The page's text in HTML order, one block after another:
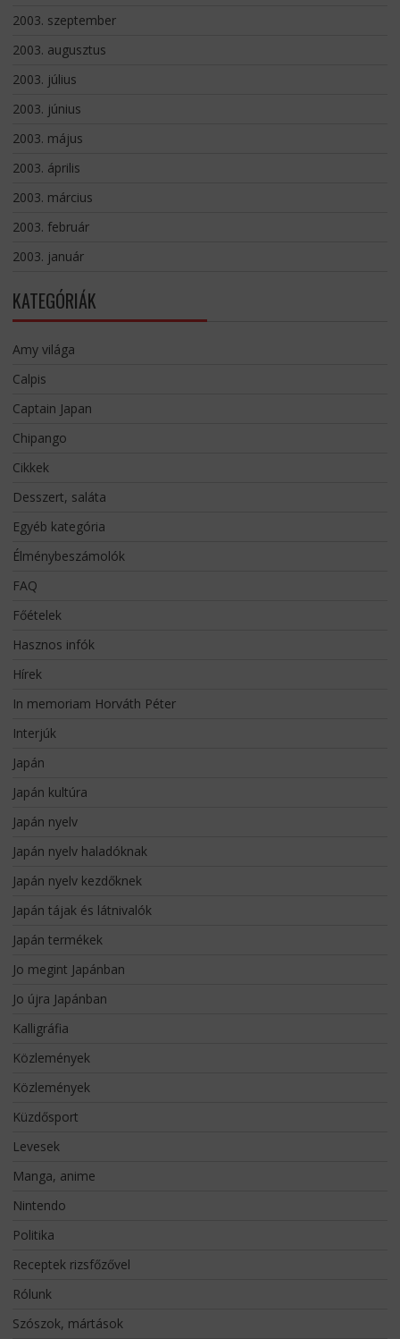
2003. szeptember
2003. augusztus
2003. július
2003. június
2003. május
2003. április
2003. március
2003. február
2003. január
KATEGÓRIÁK
Amy világa
Calpis
Captain Japan
Chipango
Cikkek
Desszert, saláta
Egyéb kategória
Élménybeszámolók
FAQ
Főételek
Hasznos infók
Hírek
In memoriam Horváth Péter
Interjúk
Japán
Japán kultúra
Japán nyelv
Japán nyelv haladóknak
Japán nyelv kezdőknek
Japán tájak és látnivalók
Japán termékek
Jo megint Japánban
Jo újra Japánban
Kalligráfia
Közlemények
Közlemények
Küzdősport
Levesek
Manga, anime
Nintendo
Politika
Receptek rizsfőzővel
Rólunk
Szószok, mártások